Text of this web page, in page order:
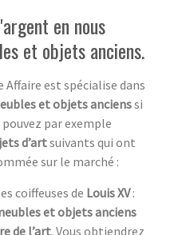
en nous
et objets anciens.
Affaire est spécialise dans
et objets ancienssi
par exemple
d’artsuivants qui ont
sur le marché :
coiffeuses de Louis XV:
et objets anciens
de l’art. Vous obtiendrez